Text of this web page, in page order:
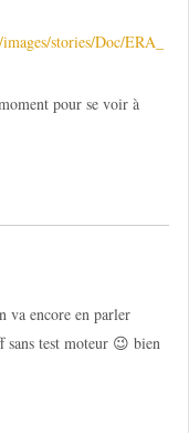
stories/Doc/ERA_
pour se voir à
va encore en parler
sans test moteur 😉 bien